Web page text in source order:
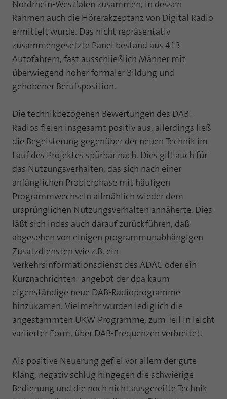
Nordrhein-Westfalen zusammen, in dessen
Rahmen auch die Hörerakzeptanz von Digital Radio
ermittelt wurde. Das nicht repräsentativ
zusammengesetzte Panel bestand aus 413
Autofahrern, fast ausschließlich Männer mit
überwiegend hoher formaler Bildung und
gehobener Berufsposition.
Die technikbezogenen Bewertungen des DAB-
Radios fielen insgesamt positiv aus, allerdings ließ
die Begeisterung gegenüber der neuen Technik im
Lauf des Projektes spürbar nach. Dies gilt auch für
das Nutzungsverhalten, das sich nach einer
anfänglichen Probierphase mit häufigen
Programmwechseln allmählich wieder dem
ursprünglichen Nutzungsverhalten annäherte. Dies
läßt sich indes auch darauf zurückführen, daß
abgesehen von einigen programmunabhängigen
Zusatzdiensten wie z.B. ein
Verkehrsinformationsdienst des ADAC oder ein
Kurznachrichten- angebot der dpa kaum
eigenständige neue DAB-Radioprogramme
hinzukamen. Vielmehr wurden lediglich die
angestammten UKW-Programme, zum Teil in leicht
variierter Form, über DAB-Frequenzen verbreitet.
Als positive Neuerung gefiel vor allem der gute
Klang, negativ schlug hingegen die schwierige
Bedienung und die noch nicht ausgereifte Technik
Name fe_typo_user
Anbieter TYPO3
Zweck
Dieses Cookie ist ein Standard-Session-
eines Benutzer-Logins die Session ID
mithilfe derer der eingeloggte User
wiedererkannt wird, um ihm Zugang zu
geschützten Bereichen zu gewähren.
Name PHPSESSID
Anbieter php
Laufzeit Ende der Sitzung
Zweck PHPs Standard Sitzungs Identifikation
Cookie-Informationen anzeigen
Statistik und Performance mit AT INTERNET
CROSS-DEVICE ANALYTICS LÖSUNG
Name
Laufzeit 1 Jahr
Zweck
Cookie von AT INTERNET zur Steuerung der
erweiterten Script- und Ereignisbehandlung
Name atuserid
Anbieter AT INTERNET
Laufzeit 1 Jahr
Zweck
Cookie von AT INTERNET zur Steuerung der
erweiterten Script- und Ereignisbehandlung
Cookie-Informationen anzeigen